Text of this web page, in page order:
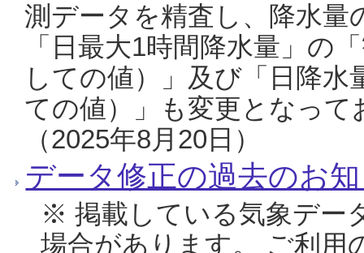
測データを精査し、降水
「日最大1時間降水量」の
しての値）」及び「日降
ての値）」も変更となっ
（2025年8月20日）
データ修正の過去のお
※ 掲載している気象デー
場合があります。 ご利用